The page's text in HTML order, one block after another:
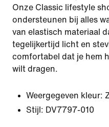
Onze Classic lifestyle
ondersteunen bij alles
van elastisch materiaal
tegelijkertijd licht en
comfortabel dat je hem
wilt dragen.
Weergegeven kleur:
Stijl: DV7797-010